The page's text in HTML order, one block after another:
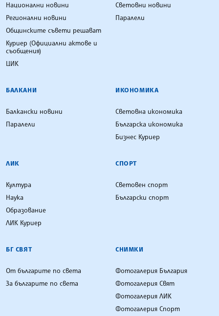
Национални новини
Регионални новини
Общинските съвети решават
Куриер (Официални актове и
съобщения)
ЦИК
Световни новини
Паралели
БАЛКАНИ
Балкански новини
Паралели
ИКОНОМИКА
Световна икономика
Българска икономика
Бизнес Куриер
ЛИК
Култура
Наука
Образование
ЛИК Куриер
СПОРТ
Световен спорт
Български спорт
БГ СВЯТ
От българите по света
За българите по света
СНИМКИ
Фотогалерия България
Фотогалерия Свят
Фотогалерия ЛИК
Фотогалерия Спорт